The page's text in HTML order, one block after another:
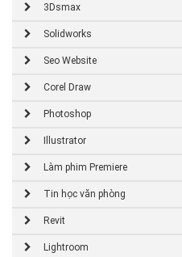
3Dsmax
Solidworks
Seo Website
Corel Draw
Photoshop
Illustrator
Làm phim Premiere
Tin học văn phòng
Revit
Lightroom